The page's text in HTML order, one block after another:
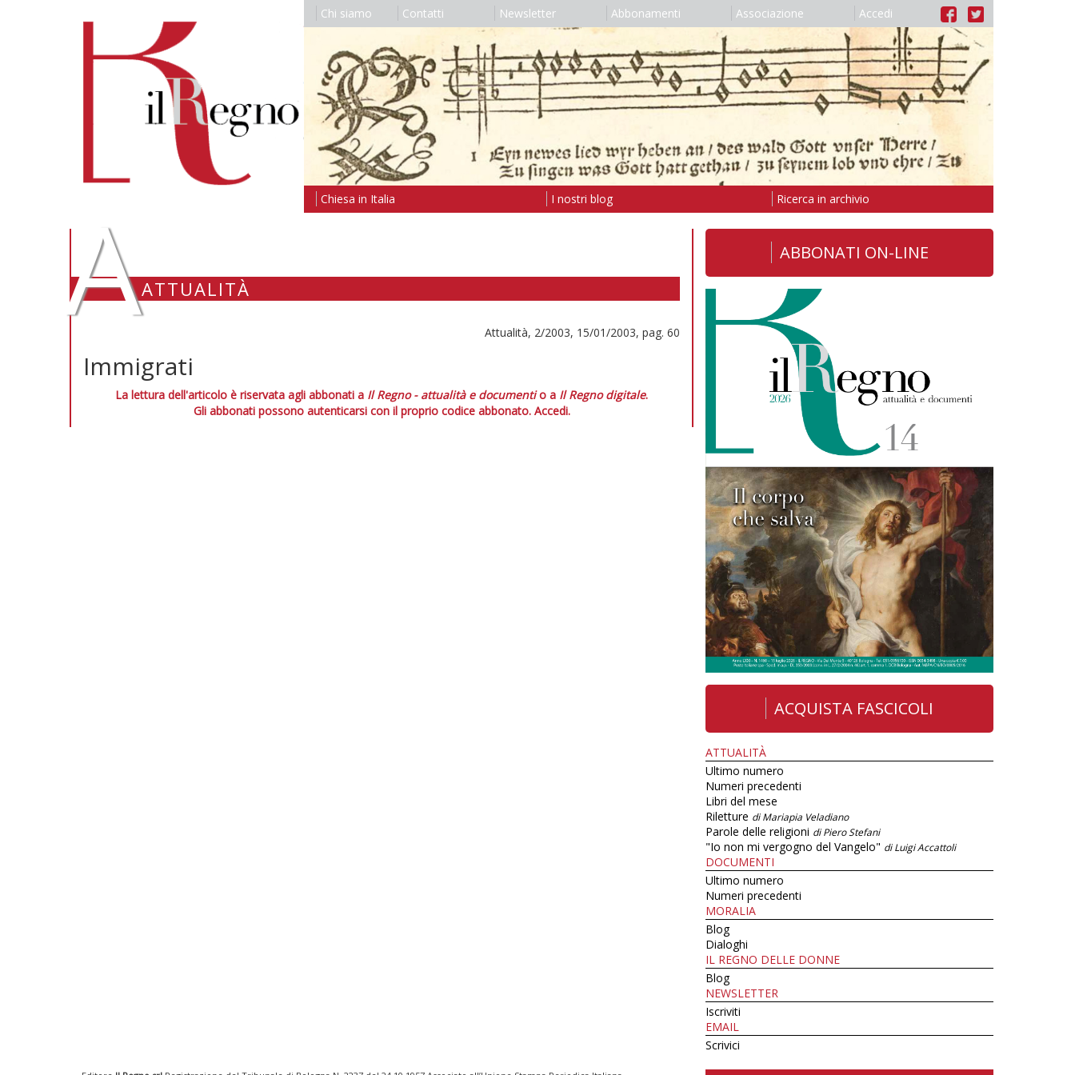
Chi siamo Contatti Newsletter Abbonamenti Associazione Accedi
Chiesa in Italia I nostri blog Ricerca in archivio
AATTUALITÀ
Attualità, 2/2003, 15/01/2003, pag. 60
Immigrati
La lettura dell'articolo è riservata agli abbonati a Il Regno - attualità e documentio a Il Regno digitale.
Gli abbonati possono autenticarsi con il proprio codice abbonato. Accedi.
ABBONATI ON-LINE
ACQUISTA FASCICOLI
ATTUALITÀ
Ultimo numero
Numeri precedenti
Libri del mese
Riletture di Mariapia Veladiano
Parole delle religioni di Piero Stefani
"Io non mi vergogno del Vangelo" di Luigi Accattoli
DOCUMENTI
Ultimo numero
Numeri precedenti
MORALIA
Blog
Dialoghi
IL REGNO DELLE DONNE
Blog
NEWSLETTER
Iscriviti
EMAIL
Scrivici